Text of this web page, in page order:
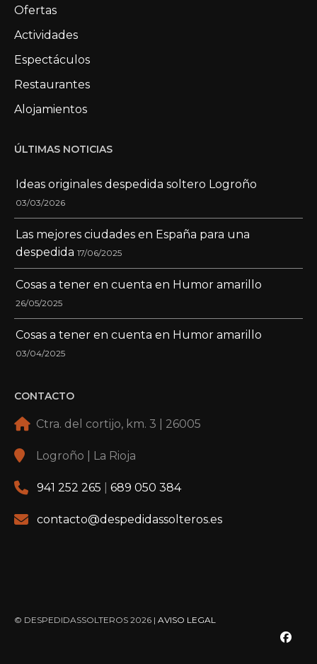
Ofertas
Actividades
Espectáculos
Restaurantes
Alojamientos
ÚLTIMAS NOTICIAS
Ideas originales despedida soltero Logroño
03/03/2026
Las mejores ciudades en España para una
despedida 17/06/2025
Cosas a tener en cuenta en Humor amarillo
26/05/2025
Cosas a tener en cuenta en Humor amarillo
03/04/2025
CONTACTO
Ctra. del cortijo, km. 3 | 26005
Logroño | La Rioja
941 252 265 689 050 384
contacto@despedidassolteros.es
© DESPEDIDASSOLTEROS 2026 | AVISO LEGAL